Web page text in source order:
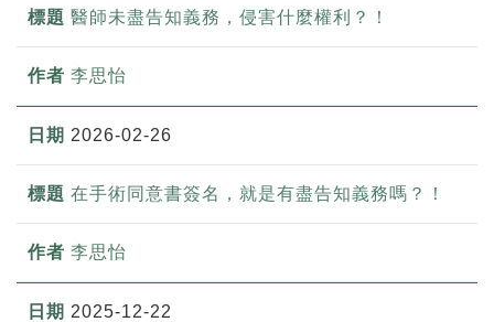
醫師未盡告知義務，侵害什麼權利？！
李思怡
2026-02-26
在手術同意書簽名，就是有盡告知義務嗎？！
李思怡
2025-12-22